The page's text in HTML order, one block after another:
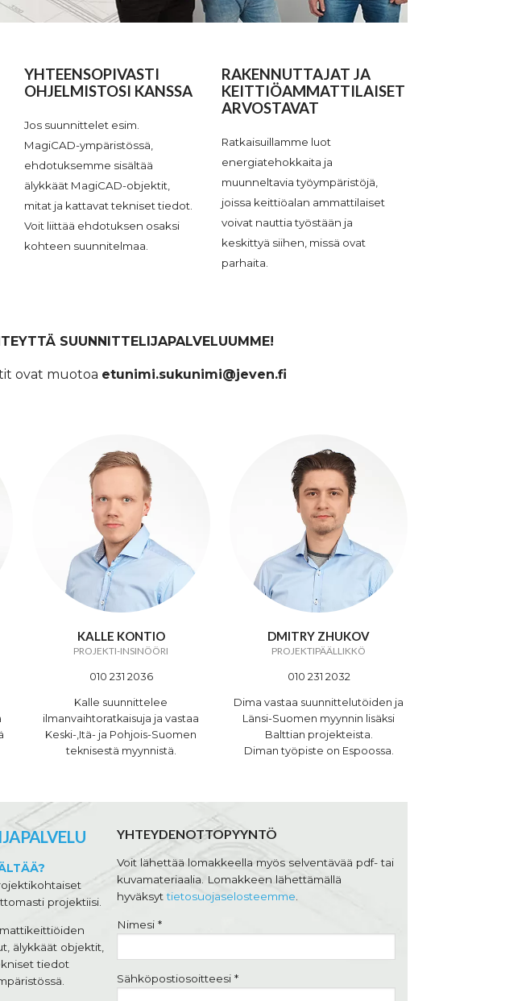
YHTEENSOPIVASTI
OHJELMISTOSI KANSSA
Jos suunnittelet esim.
MagiCAD-ympäristössä,
ehdotuksemme sisältää
älykkäät MagiCAD-objektit,
mitat ja kattavat tekniset tiedot.
Voit liittää ehdotuksen osaksi
kohteen suunnitelmaa.
RAKENNUTTAJAT JA
KEITTIÖAMMATTILAISET
ARVOSTAVAT
Ratkaisuillamme luot
energiatehokkaita ja
muunneltavia työympäristöjä,
joissa keittiöalan ammattilaiset
voivat nauttia työstään ja
keskittyä siihen, missä ovat
parhaita.
SUUNNITTELIJAPALVELUUMME!
ovat muotoa etunimi.sukunimi@jeven.fi
KALLE KONTIO
PROJEKTI-INSINÖÖRI
010 231 2036
Kalle suunnittelee
ilmanvaihtoratkaisuja ja vastaa
Keski-,Itä- ja Pohjois-Suomen
teknisestä myynnistä.
DMITRY ZHUKOV
PROJEKTIPÄÄLLIKKÖ
010 231 2032
Dima vastaa suunnittelutöiden ja
Länsi-Suomen myynnin lisäksi
Balttian projekteista.
Diman työpiste on Espoossa.
projektiisi.
älykkäät objektit,
tiedot
YHTEYDENOTTOPYYNTÖ
Voit lähettää lomakkeella myös selventävää pdf- tai
kuvamateriaalia. Lomakkeen lähettämällä
hyväksyttietosuojaselosteemme
Nimesi *
Sähköpostiosoitteesi *